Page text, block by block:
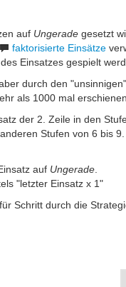
auf Ungeradegesetzt
faktorisierte Einsätze
Einsatzes gespielt
durch den
als 1000 mal
der 2. Zeile in den
Stufen von 6 bis 9.
auf Ungerade.
"letzter Einsatz x 1"
Schritt durch die